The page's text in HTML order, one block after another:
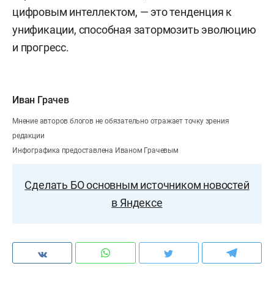
цифровым интеллектом, — это тенденция к
унификации, способная затормозить эволюцию
и прогресс.
Иван Грачев
Мнение авторов блогов не обязательно отражает точку зрения
редакции
Инфографика предоставлена Иваном Грачевым
Сделать БО основным источником новостей
в Яндексе